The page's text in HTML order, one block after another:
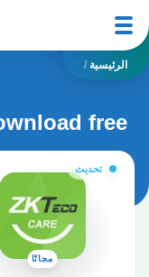
الرئيسية /
free
تحديث
مجانًا